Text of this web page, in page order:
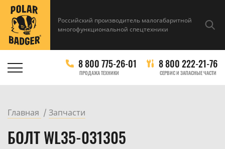
Российский производитель малогабаритной
многофункциональной спецтехники
8 800 775-26-01
ПРОДАЖА ТЕХНИКИ
8 800 222-21-76
СЕРВИС И ЗАПАСНЫЕ ЧАСТИ
Главная Запчасти
БОЛТ WL35-031305